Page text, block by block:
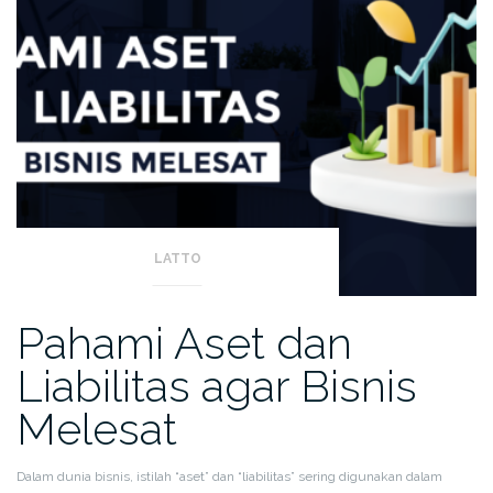
LATTO
Pahami Aset dan
Liabilitas agar Bisnis
Melesat
Dalam dunia bisnis, istilah “aset” dan “liabilitas” sering digunakan dalam